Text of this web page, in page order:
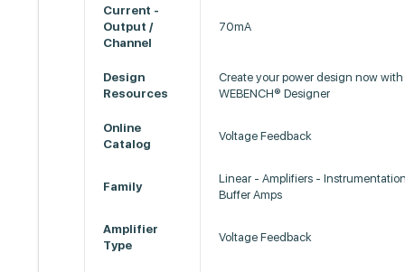
Current -
Output /
Channel
70mA
Design
Resources
Create your power design now with
WEBENCH® Designer
Online
Catalog
Voltage Feedback
Family
Linear - Amplifiers -
Buffer Amps
Amplifier
Type
Voltage Feedback